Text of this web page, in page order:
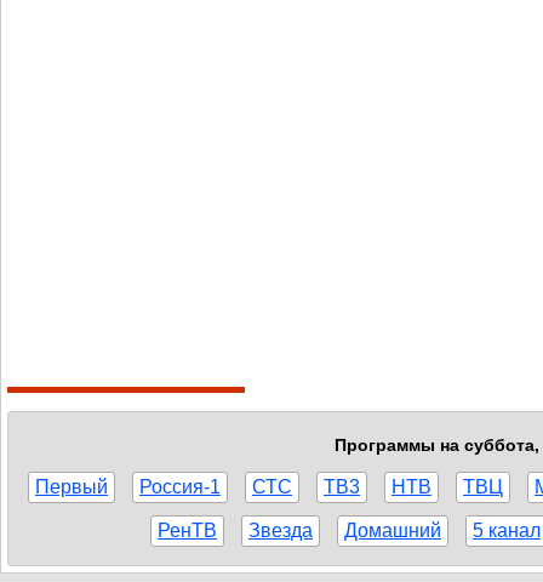
Программы на суббота,
Первый Россия-1 СТС ТВ3 НТВ ТВЦ
РенТВ Звезда Домашний 5 канал